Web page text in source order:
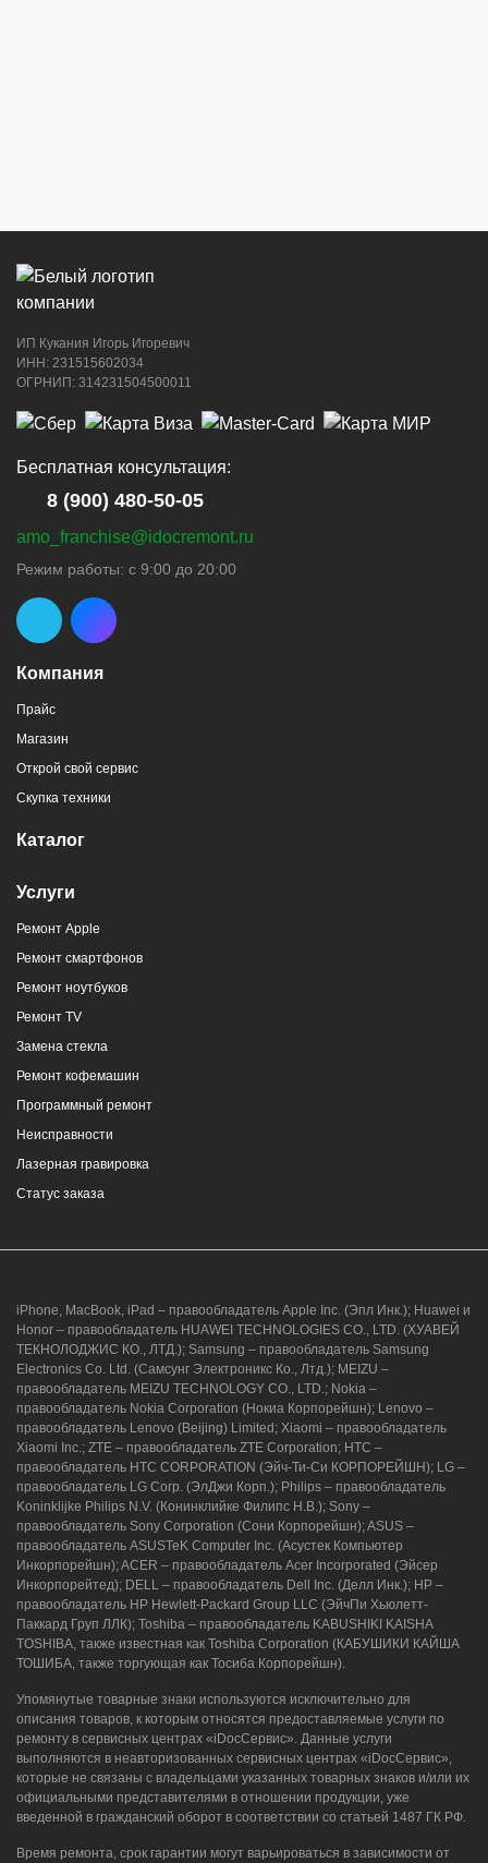
ИП Кукания Игорь Игоревич
ИНН: 231515602034
ОГРНИП: 314231504500011
Компания
Прайс
Магазин
Открой свой сервис
Скупка техники
Каталог
Услуги
Ремонт Apple
Ремонт смартфонов
Ремонт ноутбуков
Ремонт TV
Замена стекла
Ремонт кофемашин
Программный ремонт
Неисправности
Лазерная гравировка
Статус заказа
Бесплатная консультация:
8 (900) 480-50-05
amo_franchise@idocremont.ru
Режим работы: с 9:00 до 20:00
iPhone, MacBook, iPad – правообладатель Apple Inc. (Эпл Инк.); Huawei и
Honor – правообладатель HUAWEI TECHNOLOGIES CO., LTD. (ХУАВЕЙ
ТЕКНОЛОДЖИС КО., ЛТД.); Samsung – правообладатель Samsung
Electronics Co. Ltd. (Самсунг Электроникс Ко., Лтд.); MEIZU –
правообладатель MEIZU TECHNOLOGY CO., LTD.; Nokia –
правообладатель Nokia Corporation (Нокиа Корпорейшн); Lenovo –
правообладатель Lenovo (Beijing) Limited; Xiaomi – правообладатель
Xiaomi Inc.; ZTE – правообладатель ZTE Corporation; HTC –
правообладатель HTC CORPORATION (Эйч-Ти-Си КОРПОРЕЙШН); LG –
правообладатель LG Corp. (ЭлДжи Корп.); Philips – правообладатель
Koninklijke Philips N.V. (Конинклийке Филипс Н.В.); Sony –
правообладатель Sony Corporation (Сони Корпорейшн); ASUS –
правообладатель ASUSTeK Computer Inc. (Асустек Компьютер
Инкорпорейшн); ACER – правообладатель Acer Incorporated (Эйсер
Инкорпорейтед); DELL – правообладатель Dell Inc. (Делл Инк.); HP –
правообладатель HP Hewlett-Packard Group LLC (ЭйчПи Хьюлетт-
Паккард Груп ЛЛК); Toshiba – правообладатель KABUSHIKI KAISHA
TOSHIBA, также известная как Toshiba Corporation (КАБУШИКИ КАЙША
ТОШИБА, также торгующая как Тосиба Корпорейшн).
Упомянутые товарные знаки используются исключительно для
описания товаров, к которым относятся предоставляемые услуги по
ремонту в сервисных центрах «iDocСервис». Данные услуги
выполняются в неавторизованных сервисных центрах «iDocСервис»,
которые не связаны с владельцами указанных товарных знаков и/или их
официальными представителями в отношении продукции, уже
введенной в гражданский оборот в соответствии со статьей 1487 ГК РФ.
Время ремонта, срок гарантии могут варьироваться в зависимости от